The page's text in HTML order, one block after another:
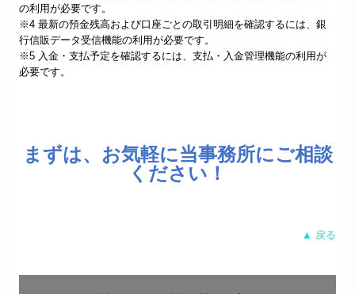
の利用が必要です。
※4 最新の預金残高および口座ごとの取引明細を確認するには、銀
行信販データ受信機能の利用が必要です。
※5 入金・支払予定を確認するには、支払・入金管理機能の利用が
必要です。
まずは、お気軽に当事務所にご相談
ください！
▲ 戻る